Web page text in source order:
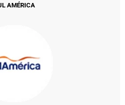
AMÉRICA